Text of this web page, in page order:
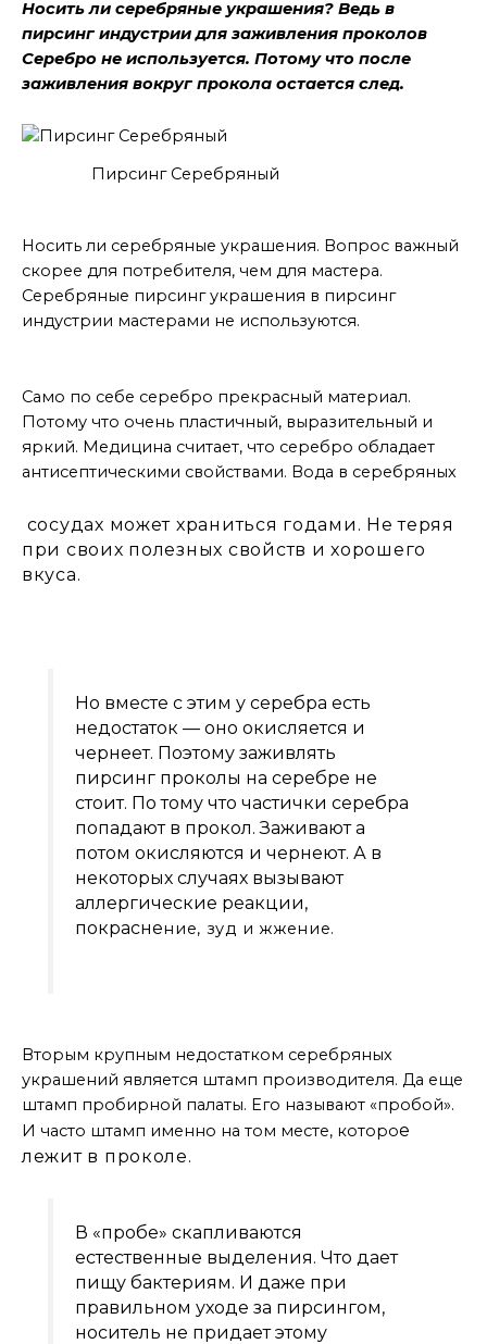
Носить ли серебряные украшения? Ведь в
пирсинг индустрии для заживления проколов
Серебро не используется. Потому что после
заживления вокруг прокола остается след.
Пирсинг Серебряный
Носить ли серебряные украшения. Вопрос важный
скорее для потребителя, чем для мастера.
Серебряные пирсинг украшения в пирсинг
индустрии мастерами не используются.
Само по себе серебро прекрасный материал.
Потому что очень пластичный, выразительный и
яркий. Медицина считает, что серебро обладает
антисептическими свойствами. Вода в серебряных
сосудах может храниться годами. Не теряя
при своих полезных свойств и хорошего
вкуса.
Но вместе с этим у серебра есть
недостаток — оно окисляется и
чернеет. Поэтому заживлять
пирсинг проколы на серебре не
стоит. По тому что частички серебра
попадают в прокол. Заживают а
потом окисляются и чернеют. А в
некоторых случаях вызывают
аллергические реакции,
покраснение, зуд и жжение.
Вторым крупным недостатком серебряных
украшений является штамп производителя. Да еще
штамп пробирной палаты. Его называют «пробой».
И часто штамп именно на том месте, которое
лежит в проколе.
В «пробе» скапливаются
естественные выделения. Что дает
пищу бактериям. И даже при
правильном уходе за пирсингом,
носитель не придает этому